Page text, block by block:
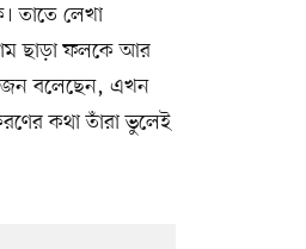
তাতে লেখা
ছাড়া ফলকে আর
বলেছেন, এখন
কথা তাঁরা ভুলেই